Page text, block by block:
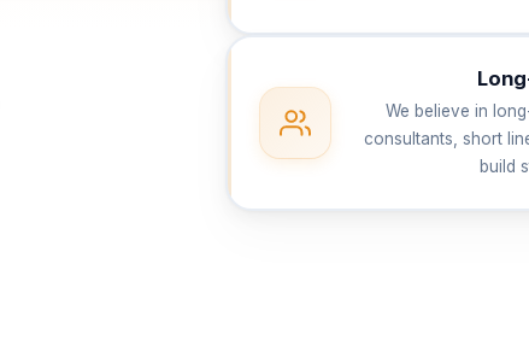
We believe in
consultants, short
build